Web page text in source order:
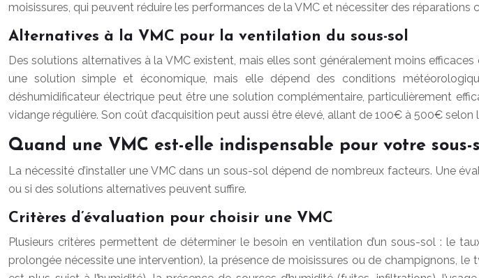
moisissures, qui peuvent réduire les performances de la VMC et nécessiter des réparations
Alternatives à la VMC pour la ventilation du sous-sol
Des solutions alternatives à la VMC existent, mais elles sont généralement moins
une solution simple et économique, mais elle dépend des conditions
déshumidificateur électrique peut être une solution complémentaire, particulièrement
vidange régulière. Son coût d’acquisition peut aussi être élevé, allant de 100€ à 500€ selon
Quand une VMC est-elle indispensable pour votre sous-
La nécessité d’installer une VMC dans un sous-sol dépend de nombreux facteurs. Une
ou si des solutions alternatives peuvent suffire.
Critères d’évaluation pour choisir une VMC
Plusieurs critères permettent de déterminer le besoin en ventilation d’un sous-sol : le
prolongée nécessite une intervention), la présence de moisissures ou de champignons,